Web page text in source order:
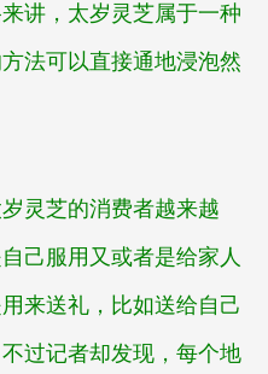
讲，太岁灵芝属于一种
法可以直接通地浸泡然
灵芝的消费者越来越
己服用又或者是给家人
来送礼，比如送给自己
过记者却发现，每个地